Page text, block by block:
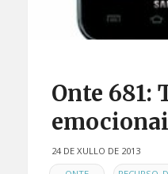
Onte 681:
24 DE XULLO DE 2013